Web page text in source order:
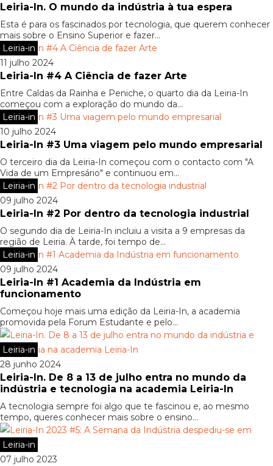
Leiria-In. O mundo da indústria à tua espera
Esta é para os fascinados por tecnologia, que querem conhecer
mais sobre o Ensino Superior e fazer...
Leiria-in
11 julho 2024
Leiria-In #4 A Ciência de fazer Arte
Entre Caldas da Rainha e Peniche, o quarto dia da Leiria-In
começou com a exploração do mundo da...
Leiria-in
10 julho 2024
Leiria-In #3 Uma viagem pelo mundo empresarial
O terceiro dia da Leiria-In começou com o contacto com "A
Vida de um Empresário" e continuou em...
Leiria-in
09 julho 2024
Leiria-In #2 Por dentro da tecnologia industrial
O segundo dia de Leiria-In incluiu a visita a 9 empresas da
região de Leiria. À tarde, foi tempo de...
Leiria-in
09 julho 2024
Leiria-In #1 Academia da Indústria em
funcionamento
Começou hoje mais uma edição da Leiria-In, a academia
promovida pela Forum Estudante e pelo...
Leiria-in
28 junho 2024
Leiria-In. De 8 a 13 de julho entra no mundo da
indústria e tecnologia na academia Leiria-In
A tecnologia sempre foi algo que te fascinou e, ao mesmo
tempo, queres conhecer mais sobre o ensino...
Leiria-in
07 julho 2023